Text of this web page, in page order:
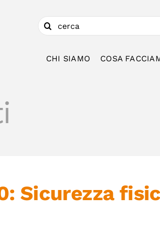
Cerca
per:
CHI SIAMO COSA
Sicurezza